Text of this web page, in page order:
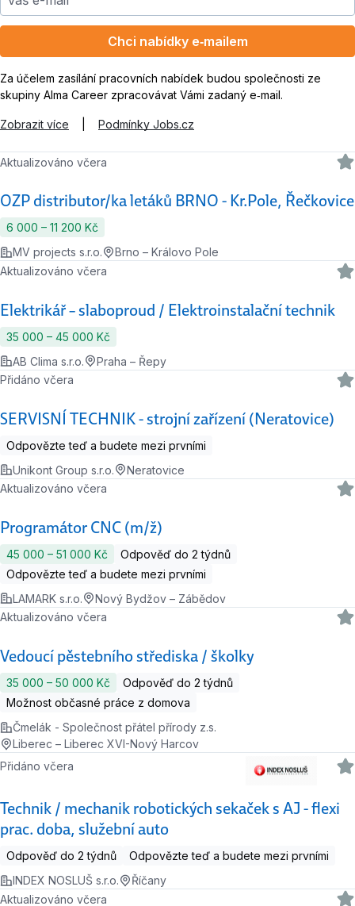
Chci nabídky e‑mailem
Za účelem zasílání pracovních nabídek budou společnosti ze
skupiny Alma Career zpracovávat Vámi zadaný e‑mail.
Zobrazit více Podmínky Jobs.cz
OZP distributor/ka letáků BRNO - Kr.Pole, Řečkovice
Aktualizováno včera
6 000 ‍–‍ 11 200 Kč
MV projects s.r.o.
Brno – Královo Pole
Elektrikář – slaboproud / Elektroinstalační technik
Aktualizováno včera
35 000 ‍–‍ 45 000 Kč
AB Clima s.r.o.
Praha – Řepy
SERVISNÍ TECHNIK - strojní zařízení (Neratovice)
Přidáno včera
Odpovězte teď a budete mezi prvními
Unikont Group s.r.o.
Neratovice
Programátor CNC (m/ž)
Aktualizováno včera
45 000 ‍–‍ 51 000 Kč
Odpověď do 2 týdnů
Odpovězte teď a budete mezi prvními
LAMARK s.r.o.
Nový Bydžov – Zábědov
Vedoucí pěstebního střediska / školky
Aktualizováno včera
35 000 ‍–‍ 50 000 Kč
Odpověď do 2 týdnů
Možnost občasné práce z domova
Čmelák - Společnost přátel přírody z.s.
Liberec – Liberec XVI-Nový Harcov
Technik / mechanik robotických sekaček s AJ - flexi
prac. doba, služební auto
Přidáno včera
Odpověď do 2 týdnů
Odpovězte teď a budete mezi prvními
INDEX NOSLUŠ s.r.o.
Říčany
Aktualizováno včera